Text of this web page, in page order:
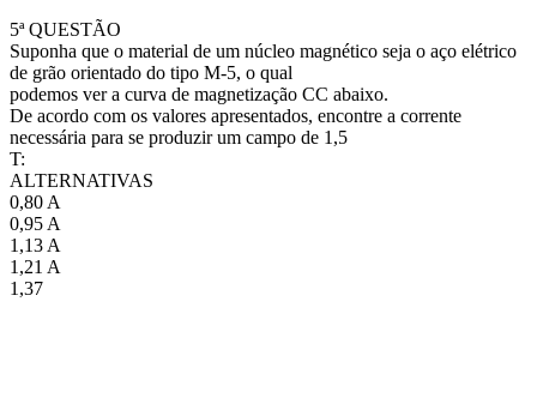
5ª QUESTÃO
Suponha que o material de um núcleo magnético seja o aço elétrico
de grão orientado do tipo M-5, o qual
podemos ver a curva de magnetização CC abaixo.
De acordo com os valores apresentados, encontre a corrente
necessária para se produzir um campo de 1,5
T:
ALTERNATIVAS
0,80 A
0,95 A
1,13 A
1,21 A
1,37